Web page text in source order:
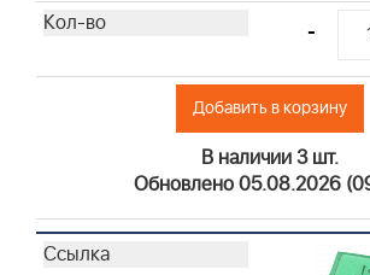
-
Добавить в корзину
В наличии 3 шт.
Обновлено 05.08.2026